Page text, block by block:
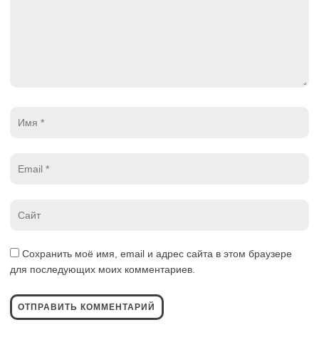
Сохранить моё имя, email и адрес сайта в этом браузере
для последующих моих комментариев.